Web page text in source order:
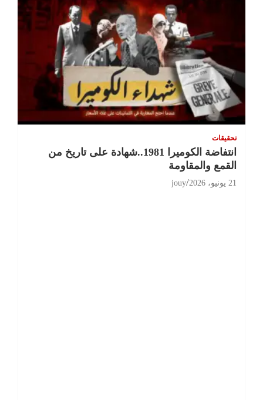
تحقيقات
انتفاضة الكوميرا 1981..شهادة على تاريخ من
القمع والمقاومة
21 يونيو، 2026 jouy